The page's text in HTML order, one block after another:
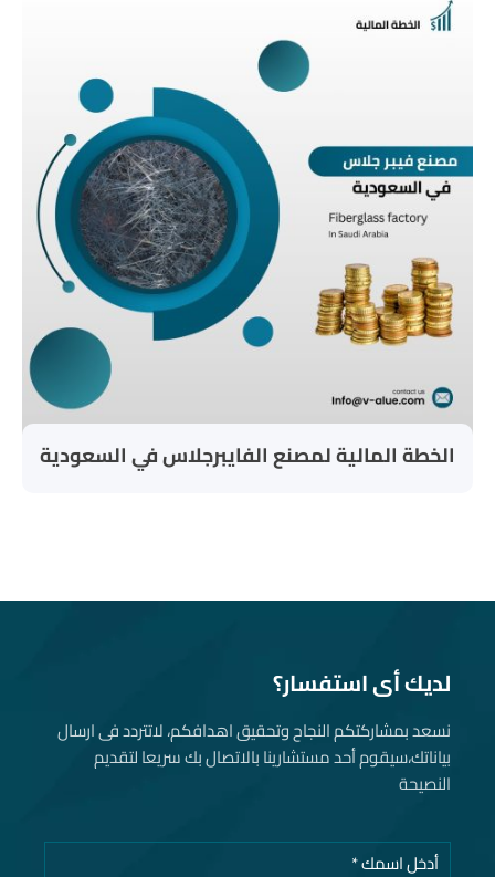
الخطة المالية لمصنع الفايبرجلاس في السعودية
لديك أى استفسار؟
نسعد بمشاركتكم النجاح وتحقيق اهدافكم، لاتتردد فى ارسال
بياناتك، سيقوم أحد مستشارينا بالاتصال بك سريعا لتقديم
النصيحة